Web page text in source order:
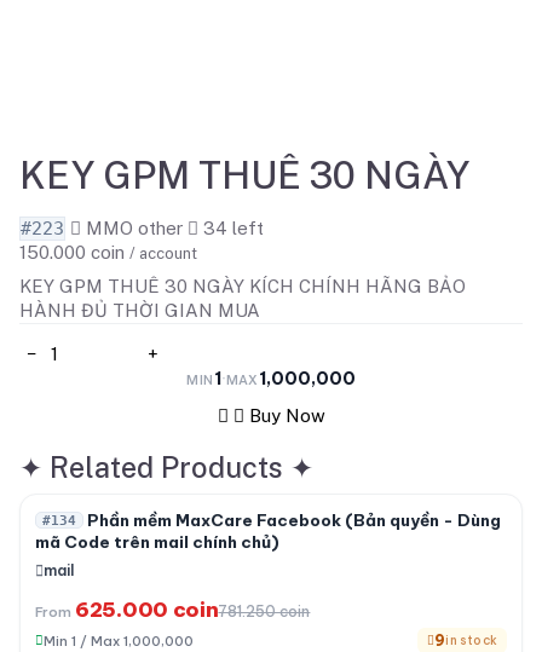
KEY GPM THUÊ 30 NGÀY
#223 MMO other 34 left
150.000 coin / account
KEY GPM THUÊ 30 NGÀY KÍCH CHÍNH HÃNG BẢO
HÀNH ĐỦ THỜI GIAN MUA
− +
MIN 1·MAX 1,000,000
Buy Now
✦ Related Products ✦
-20%
#134
Phần mềm MaxCare Facebook (Bản quyền - Dùng
mã Code trên mail chính chủ)
mail
From 625.000 coin781.250 coin
Min 1 / Max 1,000,000 9in stock